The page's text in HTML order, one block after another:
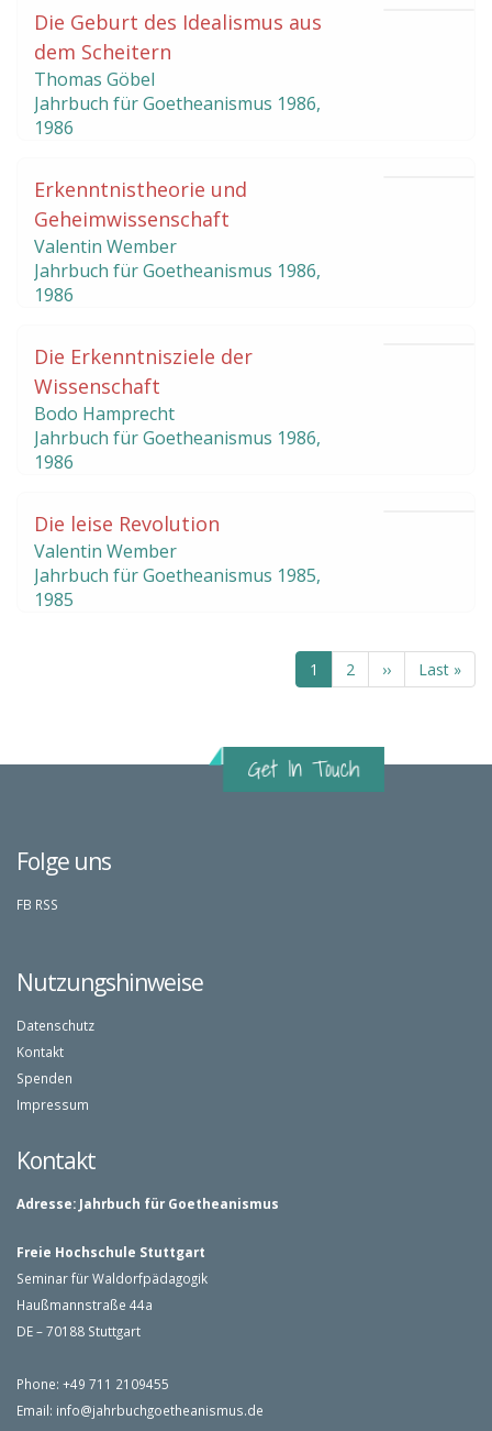
Die Geburt des Idealismus aus
dem Scheitern
Thomas Göbel
Jahrbuch für Goetheanismus 1986,
1986
Erkenntnistheorie und
Geheimwissenschaft
Valentin Wember
Jahrbuch für Goetheanismus 1986,
1986
Die Erkenntnisziele der
Wissenschaft
Bodo Hamprecht
Jahrbuch für Goetheanismus 1986,
1986
Die leise Revolution
Valentin Wember
Jahrbuch für Goetheanismus 1985,
1985
Aktuelle
Seite
1 Seite
2
Nächste
Seite
››
Letzte
Seite
Last »
Folge uns
FB RSS
Nutzungshinweise
Datenschutz
Kontakt
Spenden
Impressum
Kontakt
Adresse: Jahrbuch für Goetheanismus
Freie Hochschule Stuttgart
Seminar für Waldorfpädagogik
Haußmannstraße 44a
DE – 70188 Stuttgart
Phone: +49 711 2109455
Email: info@jahrbuchgoetheanismus.de